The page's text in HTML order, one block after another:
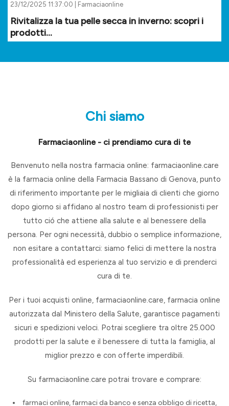
23/12/2025 11:37:00 | Farmaciaonline
Rivitalizza la tua pelle secca in inverno: scopri i
prodotti...
Chi siamo
Farmaciaonline - ci prendiamo cura di te
Benvenuto nella nostra farmacia online: farmaciaonline.care
è la farmacia online della Farmacia Bassano di Genova, punto
di riferimento importante per le migliaia di clienti che giorno
dopo giorno si affidano al nostro team di professionisti per
tutto ció che attiene alla salute e al benessere della
persona. Per ogni necessità, dubbio o semplice informazione,
non esitare a contattarci: siamo felici di mettere la nostra
professionalità ed esperienza al tuo servizio e di prenderci
cura di te.
Per i tuoi acquisti online, farmaciaonline.care, farmacia online
autorizzata dal Ministero della Salute, garantisce pagamenti
sicuri e spedizioni veloci. Potrai scegliere tra oltre 25.000
prodotti per la salute e il benessere di tutta la famiglia, al
miglior prezzo e con offerte imperdibili.
Su farmaciaonline.care potrai trovare e comprare:
farmaci online, farmaci da banco e senza obbligo di ricetta,